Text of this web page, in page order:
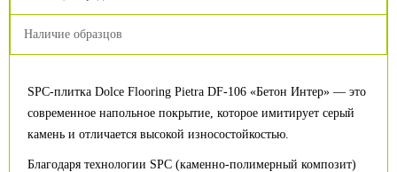
Наличие образцов
SPC-плитка Dolce Flooring Pietra DF-106 «Бетон Интер» — это
современное напольное покрытие, которое имитирует серый
камень и отличается высокой износостойкостью.
Благодаря технологии SPC (каменно-полимерный композит)